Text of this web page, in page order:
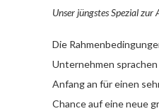
Unser jüngstes Spezial
Die
Unternehmen
Anfang an für einen
Chance auf eine neue